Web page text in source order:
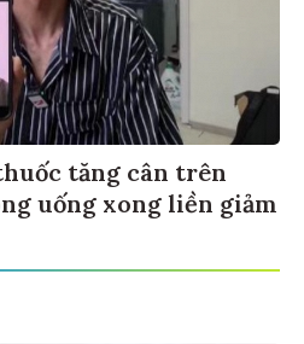
tăng cân trên
uống xong liền giảm